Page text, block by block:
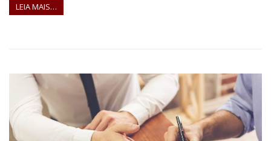
LEIA MAIS…